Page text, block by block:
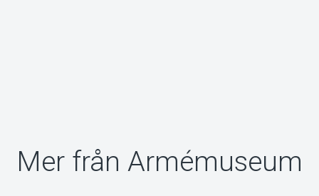
Mer från Armémuseum